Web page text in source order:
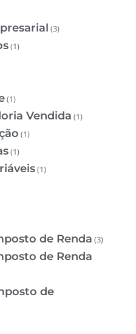
(3)
(1)
(1)
Vendida (1)
(1)
(1)
(1)
de Renda (3)
de Renda
de